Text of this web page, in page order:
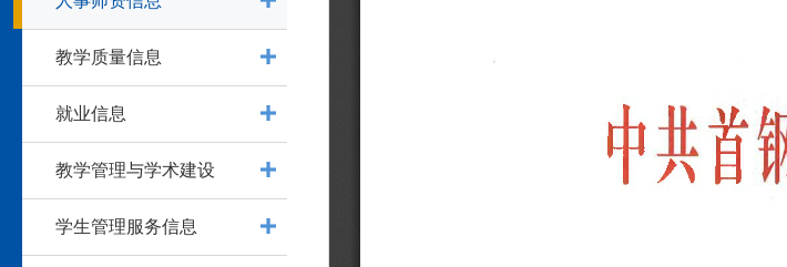
教学质量信息
就业信息
教学管理与学术建设
学生管理服务信息